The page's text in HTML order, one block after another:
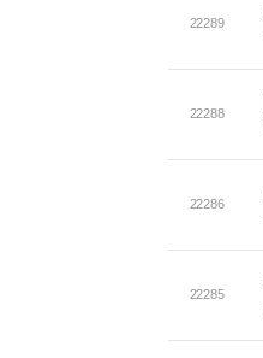
22289
22288
22286
22285